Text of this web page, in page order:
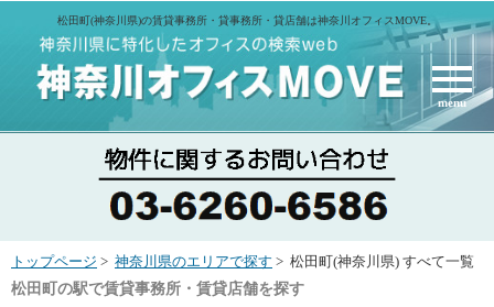
松田町(神奈川県)の賃貸事務所・貸事務所・貸店舗は神奈川オフィスMOVE。
menu
トップページ > 神奈川県のエリアで探す > 松田町(神奈川県) すべて一覧
松田町の駅で賃貸事務所・賃貸店舗を探す